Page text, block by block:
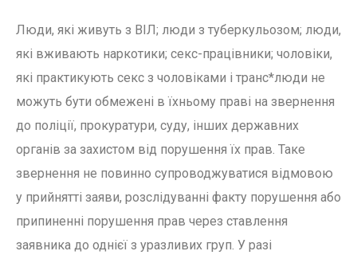
Люди, які живуть з ВІЛ; люди з туберкульозом; люди,
які вживають наркотики; секс-працівники; чоловіки,
які практикують секс з чоловіками і транс*люди не
можуть бути обмежені в їхньому праві на звернення
до поліції, прокуратури, суду, інших державних
органів за захистом від порушення їх прав. Таке
звернення не повинно супроводжуватися відмовою
у прийнятті заяви, розслідуванні факту порушення або
припиненні порушення прав через ставлення
заявника до однієї з уразливих груп. У разі